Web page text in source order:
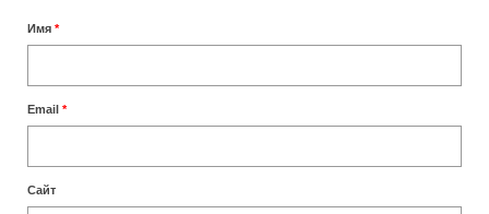
Отели Занзибара 4 звезды
Отели Нунгви
Пляжи
Имя *
Email *
Сайт